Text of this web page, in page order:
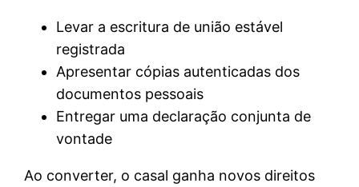
Levar a escritura de união estável
registrada
Apresentar cópias autenticadas dos
documentos pessoais
Entregar uma declaração conjunta de
vontade
Ao converter, o casal ganha novos direitos